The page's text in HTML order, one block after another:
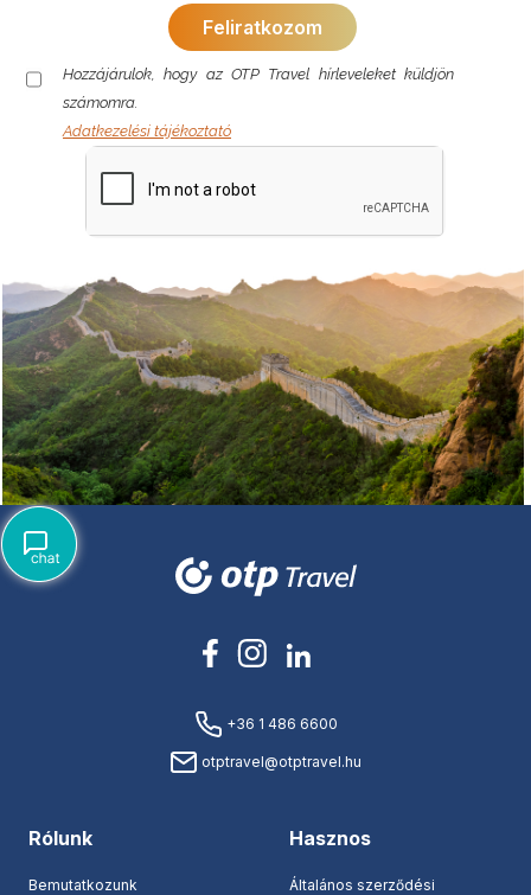
Hozzájárulok, hogy az OTP Travel hírleveleket küldjön
számomra.
Adatkezelési tájékoztató
+36 1 486 6600
otptravel@otptravel.hu
Rólunk
Bemutatkozunk
Hasznos
Általános szerződési